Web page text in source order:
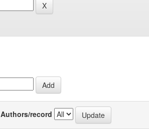
Authors/record